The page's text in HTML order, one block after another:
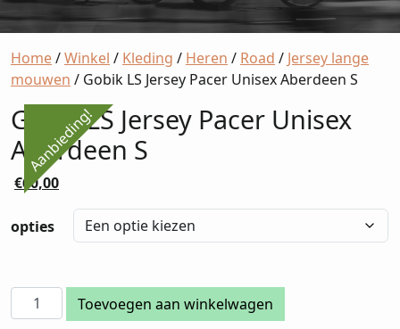
Home/Winkel / Kleding / Heren / Road / Jersey lange
mouwen / Gobik LS Jersey Pacer Unisex Aberdeen S
Aanbieding!
Gobik LS Jersey Pacer Unisex
Aberdeen S
Oorspronkelijke
was:
€60,00Huidige
€60,00.
opties
Gobik
LS
Toevoegen aan winkelwagen